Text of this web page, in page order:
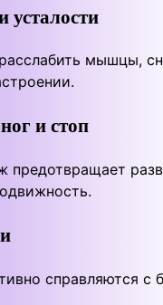
усталости
мышцы,
и стоп
предотвращает
справляются с